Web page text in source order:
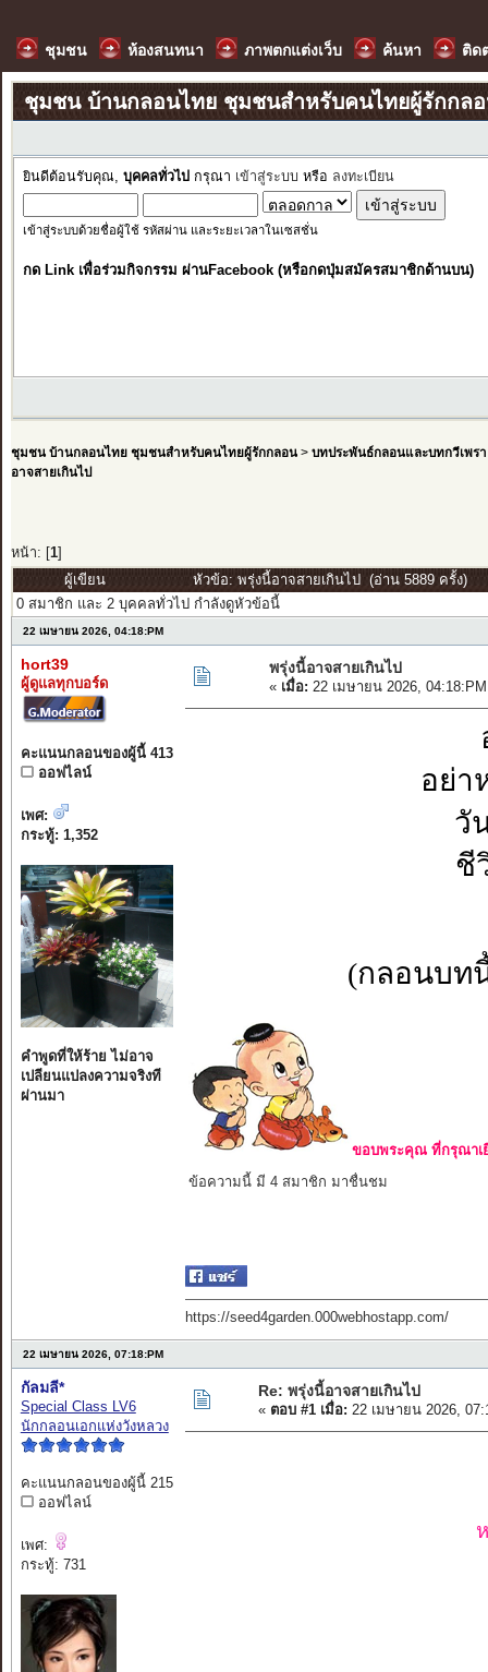
ชุมชน ห้องสนทนา ภาพตกแต่งเว็บ ค้นหา ติด
ชุมชน บ้านกลอนไทย ชุมชนสำหรับคนไทยผู้รักกล
ยินดีต้อนรับคุณ, บุคคลทั่วไป กรุณา เข้าสู่ระบบ หรือ ลงทะเบียน
เข้าสู่ระบบด้วยชื่อผู้ใช้ รหัสผ่าน และระยะเวลาในเซสชั่น
กด Link เพื่อร่วมกิจกรรม ผ่านFacebook (หรือกดปุ่มสมัครสมาชิกด้านบน)
ชุมชน บ้านกลอนไทย ชุมชนสำหรับคนไทยผู้รักกลอน> บทประพันธ์กลอนและบทกวีเพรา
อาจสายเกินไป
หน้า: [ 1]
ผู้เขียน
หัวข้อ: พรุ่งนี้อาจสายเกินไป (อ่าน 5889 ครั้ง)
0 สมาชิก และ 2 บุคคลทั่วไป กำลังดูหัวข้อนี้
22 เมษายน 2026, 04:18:PM
hort39
ผู้ดูแลทุกบอร์ด
คะแนนกลอนของผู้นี้ 413
ออฟไลน์
เพศ:
กระทู้: 1,352
คำพูดที่ให้ร้าย ไม่อาจ
เปลียนแปลงความจริงที
ผ่านมา
พรุ่งนี้อาจสายเกินไป
« เมื่อ: 22 เมษายน 2026,
อย่า
วั
ชี
(กลอนบท
ขอบพระคุณ ที่กรุณาเ
ข้อความนี้ มี 4 สมาชิก มาชื่นชม
https://seed4garden.000webhostapp.com/
22 เมษายน 2026, 07:18:PM
กัลมลี*
Special Class LV6
นักกลอนเอกแห่งวังหลวง
คะแนนกลอนของผู้นี้ 215
ออฟไลน์
เพศ:
กระทู้: 731
Re: พรุ่งนี้อาจสายเกินไป
« ตอบ #1 เมื่อ: 22 เมษายน 2026,